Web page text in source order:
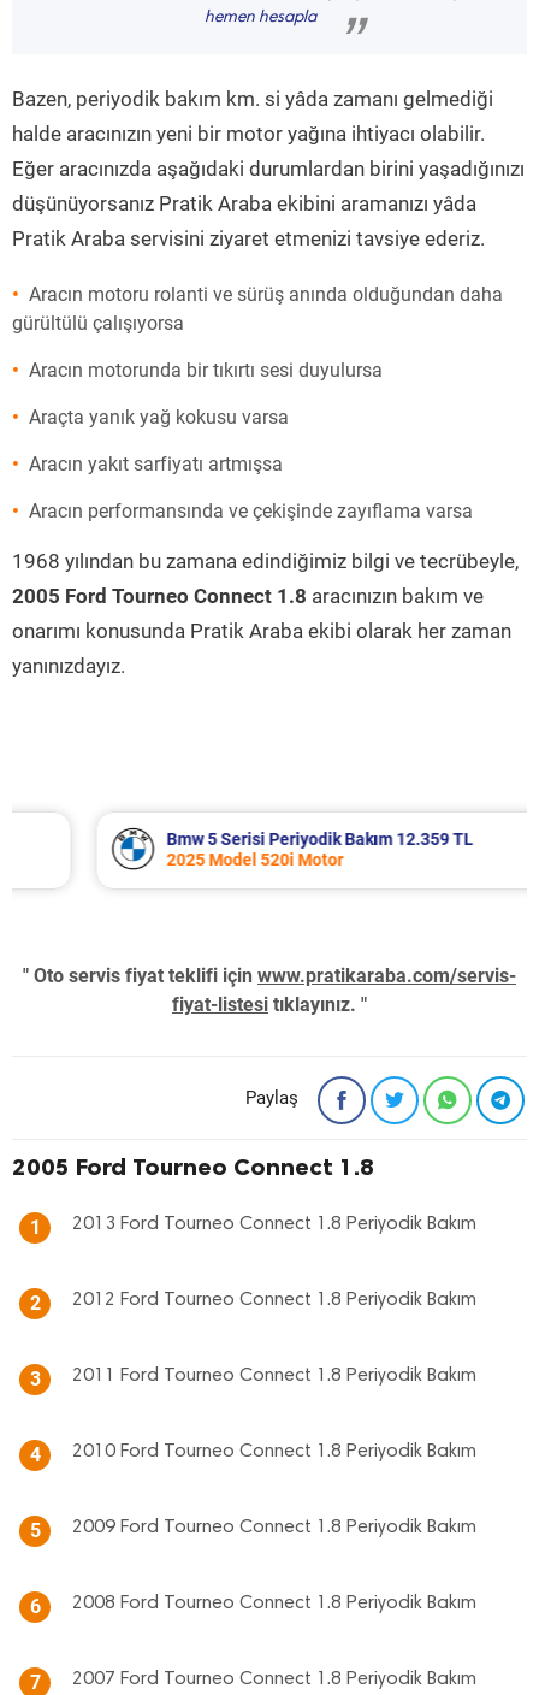
hemen hesapla
”
Bazen, periyodik bakım km. si yâda zamanı gelmediği
halde aracınızın yeni bir motor yağına ihtiyacı olabilir.
Eğer aracınızda aşağıdaki durumlardan birini yaşadığınızı
düşünüyorsanız Pratik Araba ekibini aramanızı yâda
Pratik Araba servisini ziyaret etmenizi tavsiye ederiz.
Aracın motoru rolanti ve sürüş anında olduğundan daha
gürültülü çalışıyorsa
Aracın motorunda bir tıkırtı sesi duyulursa
Araçta yanık yağ kokusu varsa
Aracın yakıt sarfiyatı artmışsa
Aracın performansında ve çekişinde zayıflama varsa
1968 yılından bu zamana edindiğimiz bilgi ve tecrübeyle,
2005 Ford Tourneo Connect 1.8 aracınızın bakım ve
onarımı konusunda Pratik Araba ekibi olarak her zaman
yanınızdayız.
Bmw 5 Serisi Periyodik Bakım 12.359 TL
2025 Model 520i Motor
" Oto servis fiyat teklifi için www.pratikaraba.com/servis-
fiyat-listesi tıklayınız. "
Paylaş
2005 Ford Tourneo Connect 1.8
1 2013 Ford Tourneo Connect 1.8 Periyodik Bakım
2 2012 Ford Tourneo Connect 1.8 Periyodik Bakım
3 2011 Ford Tourneo Connect 1.8 Periyodik Bakım
4 2010 Ford Tourneo Connect 1.8 Periyodik Bakım
5 2009 Ford Tourneo Connect 1.8 Periyodik Bakım
6 2008 Ford Tourneo Connect 1.8 Periyodik Bakım
7 2007 Ford Tourneo Connect 1.8 Periyodik Bakım